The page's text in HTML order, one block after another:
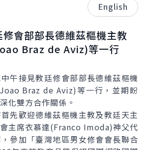
English
會部部長德維茲樞機主教
Braz de Aviz)等一行
接見教廷修會部部長德維茲樞機
Braz de Aviz)等一行，並期盼
化雙方合作關係。
歡迎德維茲樞機主教及教廷天主
主席衣慕達(Franco Imoda)神父代
參加「臺灣地區男女修會會長聯合